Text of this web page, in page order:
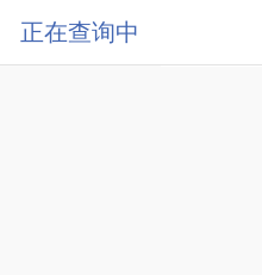
正在查询中